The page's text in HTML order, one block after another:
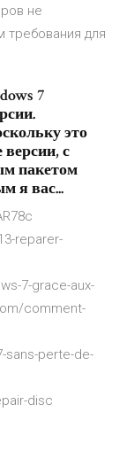
не
для
7
это
с
пакетом
я вас...
reparer-
7-grace-aux-
comment-
sans-perte-de-
disc